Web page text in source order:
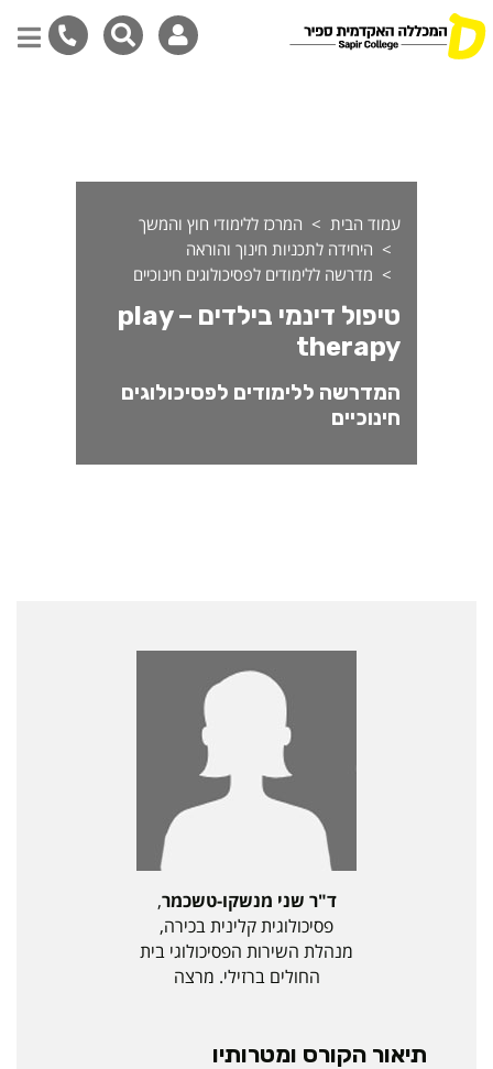
עמוד הבית
המרכז ללימודי חוץ והמשך
היחידה לתכניות חינוך והוראה
מדרשה ללימודים לפסיכולוגים חינוכיים
טיפול דינמי בילדים – play
therapy
המדרשה ללימודים לפסיכולוגים
חינוכיים
ד"ר שני מנשקו-טשכמר,
פסיכולוגית קלינית בכירה,
מנהלת השירות הפסיכולוגי בית
החולים ברזילי. מרצה
תיאור הקורס ומטרותיו